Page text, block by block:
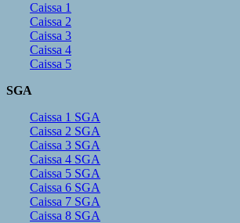
Caissa 1
Caissa 2
Caissa 3
Caissa 4
Caissa 5
SGA
Caissa 1 SGA
Caissa 2 SGA
Caissa 3 SGA
Caissa 4 SGA
Caissa 5 SGA
Caissa 6 SGA
Caissa 7 SGA
Caissa 8 SGA